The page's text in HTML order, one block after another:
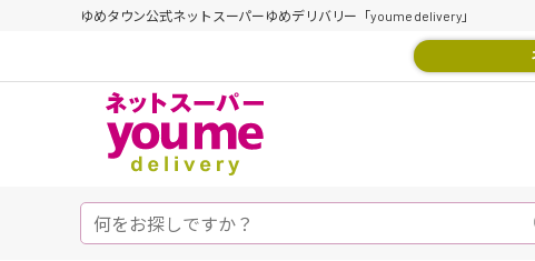
ゆめタウン公式ネットスーパーゆめデリバリー「youme delivery」